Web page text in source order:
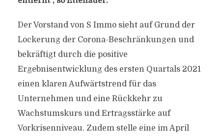
Der Vorstand von S Immo sieht auf Grund der
Lockerung der Corona-Beschränkungen und
bekräftigt durch die positive
Ergebnisentwicklung des ersten Quartals 2021
einen klaren Aufwärtstrend für das
Unternehmen und eine Rückkehr zu
Wachstumskurs und Ertragsstärke auf
Vorkrisenniveau. Zudem stelle eine im April